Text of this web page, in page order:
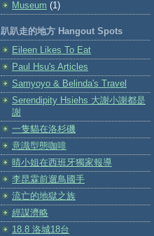
Museum (1)
趴趴走的地方 Hangout Spots
Eileen Likes To Eat
Paul Hsu's Articles
Samyoyo & Belinda's Travel
Serendipity Hsiehs 大謝小謝都是
謝
一隻貓在洛杉磯
意識型態咖啡
晴小姐在西班牙獨家報導
李昆霖前遛鳥國手
流亡的地獄之族
經謀濟略
18.8 洛城18台